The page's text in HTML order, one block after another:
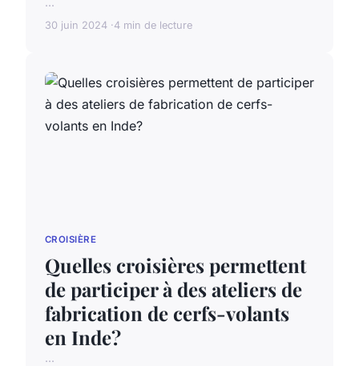
30 juin 2024 4 min de lecture
CROISIÈRE
Quelles croisières permettent
de participer à des ateliers de
fabrication de cerfs-volants
en Inde?
...